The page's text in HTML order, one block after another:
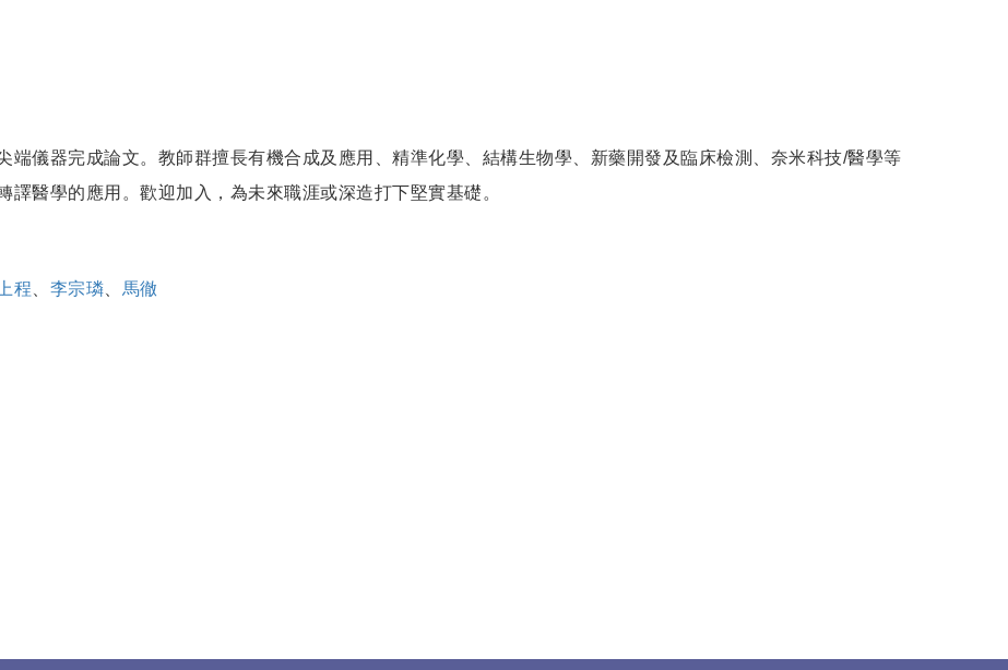
端儀器完成論文。教師群擅長有機合成及應用、精準化學、結構生物學、新藥開發及臨床檢測、奈米科技/醫學等
醫學的應用。歡迎加入，為未來職涯或深造打下堅實基礎。
程 李宗璘
馬徹